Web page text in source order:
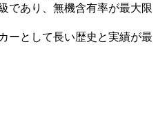
であり、無機含有率が最大限
ーとして長い歴史と実績が最